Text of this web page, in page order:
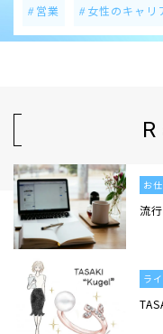
営業 女性のキャリ
お
流
ラ